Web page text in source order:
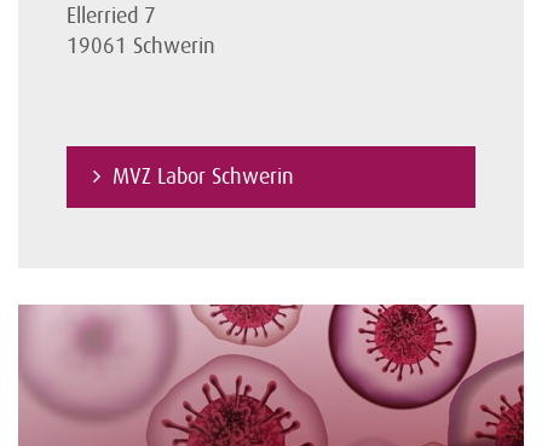
Ellerried 7
19061 Schwerin
MVZ Labor Schwerin